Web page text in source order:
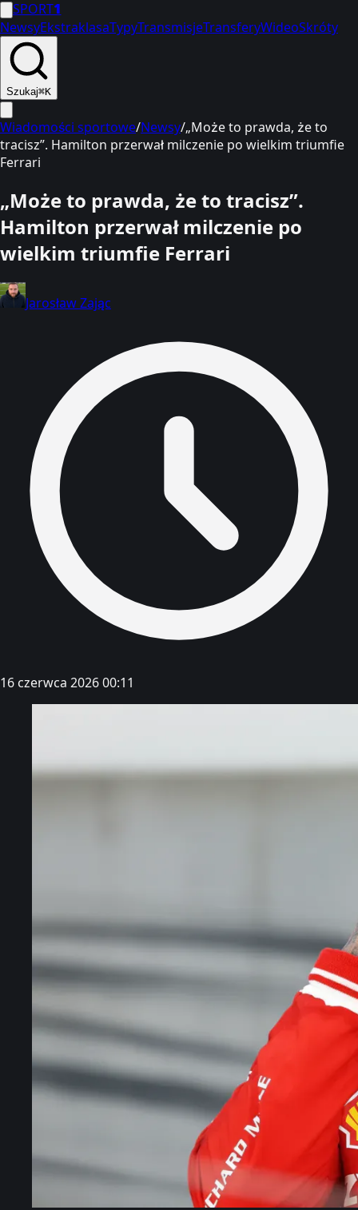
SPORT1
NewsyEkstraklasaTypyTransmisjeTransferyWideoSkróty
Szukaj⌘K
Wiadomości sportowe/Newsy/„Może to prawda, że to
tracisz”. Hamilton przerwał milczenie po wielkim triumfie
Ferrari
„Może to prawda, że to tracisz”.
Hamilton przerwał milczenie po
wielkim triumfie Ferrari
Jarosław Zając
16 czerwca 2026 00:11